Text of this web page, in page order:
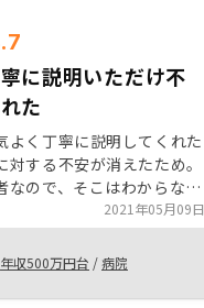
に説明いただけ不
た
よく丁寧に説明してくれた
対する不安が消えたため。
なので、そこはわからない
きたらお伝えしますね。
2021年05月09日
年収500万円台 /病院